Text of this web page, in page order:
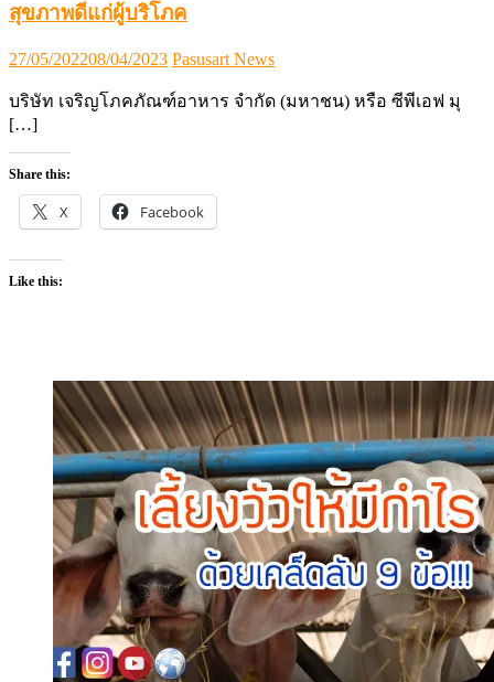
สุขภาพดีแก่ผู้บริโภค
Posted
27/05/202208/04/2023 Author
Pasusart News
บริษัท เจริญโภคภัณฑ์อาหาร จำกัด (มหาชน) หรือ ซีพีเอฟ มุ
[…]
Share this:
X Facebook
Like this: